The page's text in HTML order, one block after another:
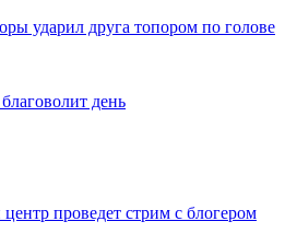
ударил друга топором по голове
день
проведет стрим с блогером